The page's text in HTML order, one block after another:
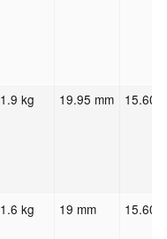
1.9 kg 19.95 mm 15.60"
1.6 kg 19 mm 15.60"